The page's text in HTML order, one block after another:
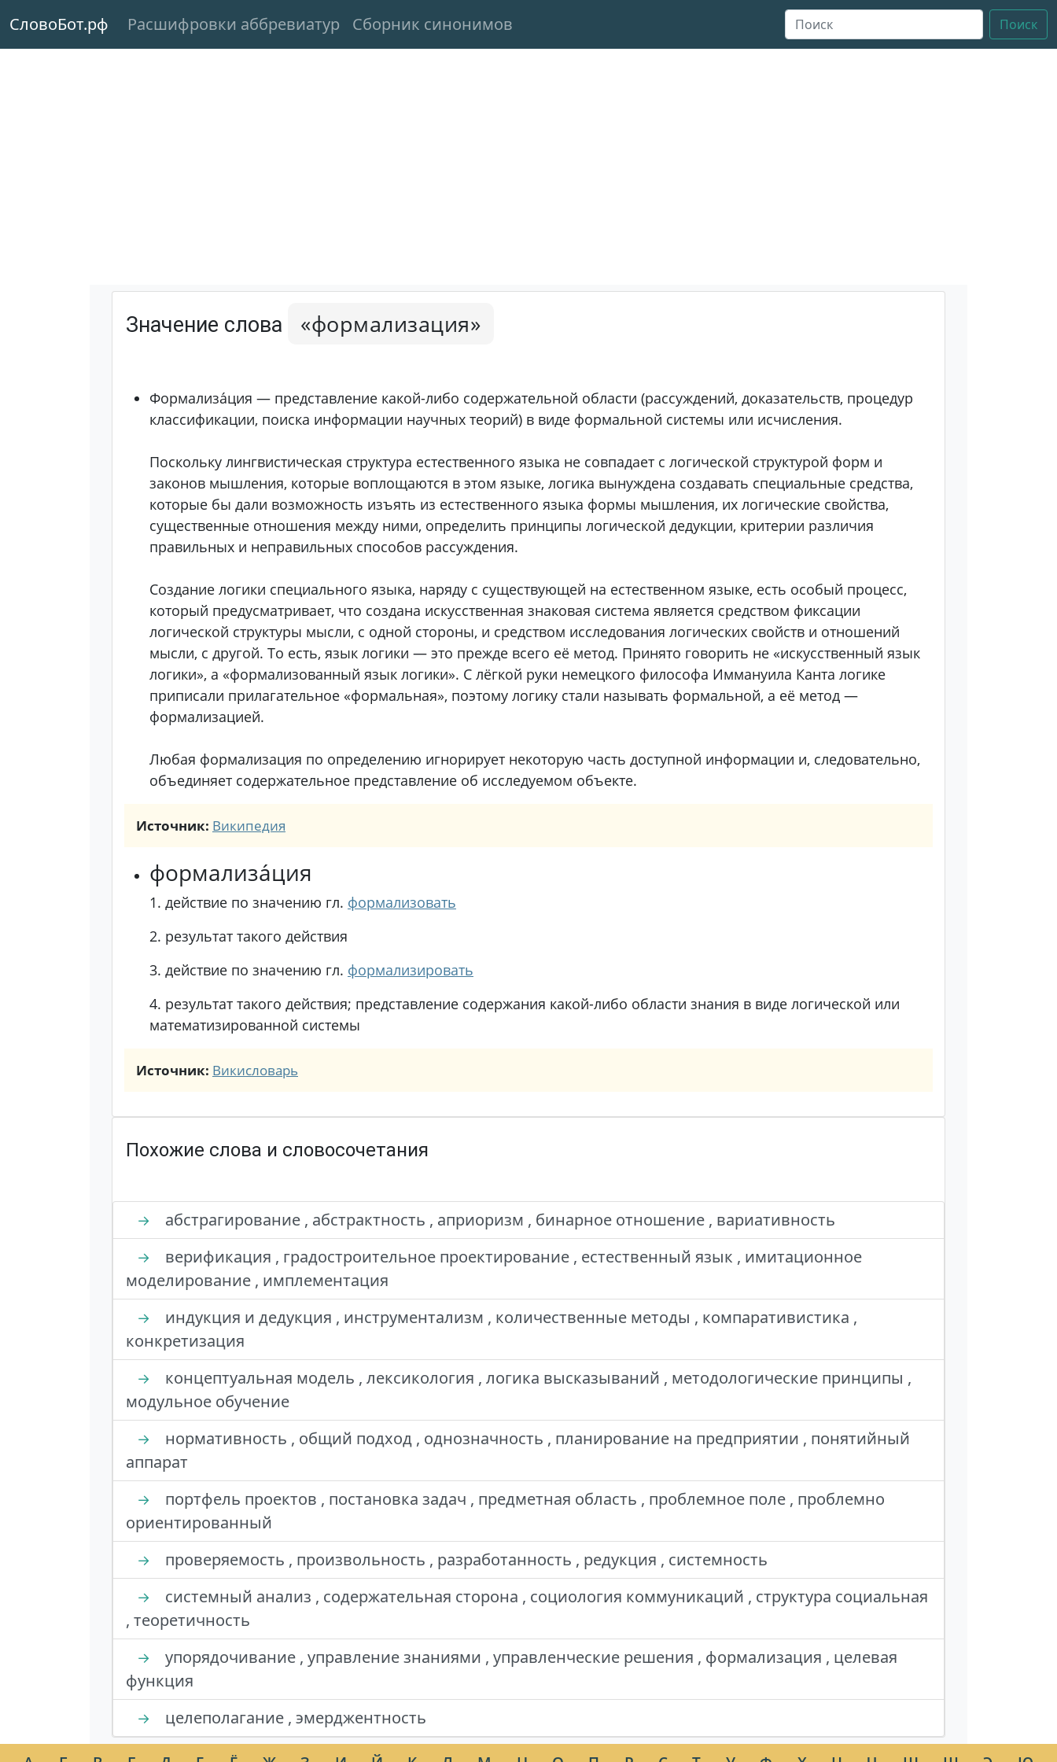
СловоБот.рф Расшифровки аббревиатур Сборник синонимов Поиск
Значение слова «формализация»
Формализа́ция — представление какой-либо содержательной области (рассуждений, доказательств, процедур
классификации, поиска информации научных теорий) в виде формальной системы или исчисления.
Поскольку лингвистическая структура естественного языка не совпадает с логической структурой форм и
законов мышления, которые воплощаются в этом языке, логика вынуждена создавать специальные средства,
которые бы дали возможность изъять из естественного языка формы мышления, их логические свойства,
существенные отношения между ними, определить принципы логической дедукции, критерии различия
правильных и неправильных способов рассуждения.
Создание логики специального языка, наряду с существующей на естественном языке, есть особый процесс,
который предусматривает, что создана искусственная знаковая система является средством фиксации
логической структуры мысли, с одной стороны, и средством исследования логических свойств и отношений
мысли, с другой. То есть, язык логики — это прежде всего её метод. Принято говорить не «искусственный язык
логики», а «формализованный язык логики». С лёгкой руки немецкого философа Иммануила Канта логике
приписали прилагательное «формальная», поэтому логику стали называть формальной, а её метод —
формализацией.
Любая формализация по определению игнорирует некоторую часть доступной информации и, следовательно,
объединяет содержательное представление об исследуемом объекте.
Источник: Википедия
формализа́ция
1. действие по значению гл. формализовать
2. результат такого действия
3. действие по значению гл. формализировать
4. результат такого действия; представление содержания какой-либо области знания в виде логической или
математизированной системы
Источник: Викисловарь
Похожие слова и словосочетания
→ абстрагирование , абстрактность , априоризм , бинарное отношение , вариативность
→
верификация , градостроительное проектирование , естественный язык , имитационное
моделирование , имплементация
→
индукция и дедукция , инструментализм , количественные методы , компаративистика ,
конкретизация
→
концептуальная модель , лексикология , логика высказываний , методологические принципы ,
модульное обучение
→
нормативность , общий подход , однозначность , планирование на предприятии , понятийный
аппарат
→
портфель проектов , постановка задач , предметная область , проблемное поле , проблемно
ориентированный
→ проверяемость , произвольность , разработанность , редукция , системность
→
системный анализ , содержательная сторона , социология коммуникаций , структура социальная
, теоретичность
→
упорядочивание , управление знаниями , управленческие решения , формализация , целевая
функция
→ целеполагание , эмерджентность